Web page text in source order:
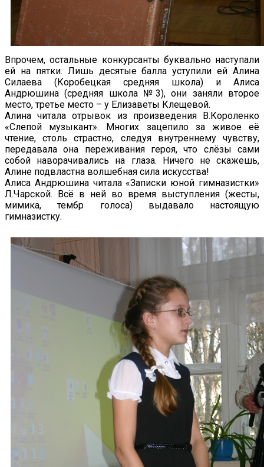
Впрочем, остальные конкурсанты буквально наступали
ей на пятки. Лишь десятые балла уступили ей Алина
Силаева (Коробецкая средняя школа) и Алиса
Андрюшина (средняя школа №3), они заняли второе
место, третье место – у Елизаветы Клещевой.
Алина читала отрывок из произведения В.Короленко
«Слепой музыкант». Многих зацепило за живое её
чтение, столь страстно, следуя внутреннему чувству,
передавала она переживания героя, что слёзы сами
собой наворачивались на глаза. Ничего не скажешь,
Алине подвластна волшебная сила искусства!
Алиса Андрюшина читала «Записки юной гимназистки»
Л.Чарской. Всё в ней во время выступления (жесты,
мимика, тембр голоса) выдавало настоящую
гимназистку.